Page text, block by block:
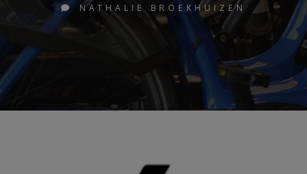
NATHALIE BROEKHUIZEN